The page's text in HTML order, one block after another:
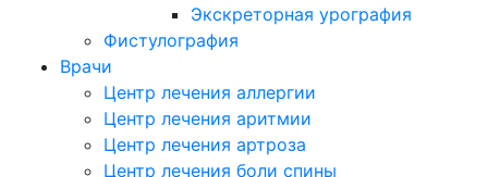
Экскреторная урография
Фистулография
Врачи
Центр лечения аллергии
Центр лечения аритмии
Центр лечения артроза
Центр лечения боли спины